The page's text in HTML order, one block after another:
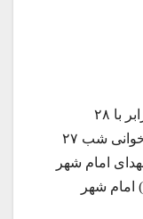
به نقل از کمیل مدیا ، دوشنبه شب برابر با ۲۸
فروردین ماه ۱۴۰۲ مراسم مناجات خوانی شب ۲۷
در گلزار شهدای امام شهر
امام شهر